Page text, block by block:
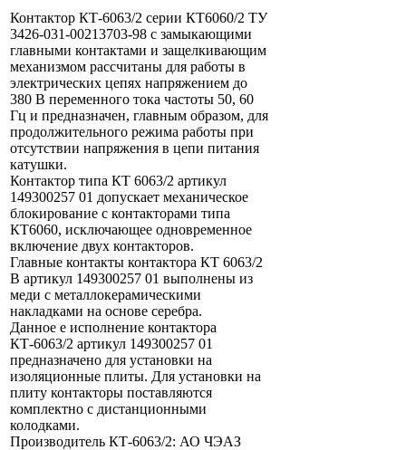
Контактор КТ-6063/2 серии КТ6060/2 ТУ
3426-031-00213703-98 с замыкающими
главными контактами и защелкивающим
механизмом рассчитаны для работы в
электрических цепях напряжением до
380 В переменного тока частоты 50, 60
Гц и предназначен, главным образом, для
продолжительного режима работы при
отсутствии напряжения в цепи питания
катушки.
Контактор типа КТ 6063/2 артикул
149300257 01 допускаeт механическое
блокирование с контакторами типа
КТ6060, исключающее одновременное
включение двух контакторов.
Главные контакты контактора КТ 6063/2
В артикул 149300257 01 выполнены из
меди с металлокерамическими
накладками на основе серебра.
Данное е исполнение контактора
КТ-6063/2 артикул 149300257 01
предназначено для установки на
изоляционные плиты. Для установки на
плиту контакторы поставляются
комплектно с дистанционными
колодками.
Производитель КТ-6063/2: АО ЧЭАЗ